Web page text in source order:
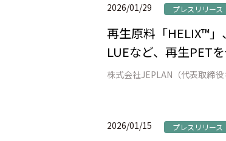
2026/01/29 プレスリリース
再生原料「HELIX™
LUEなど、再生PET
2026/01/15 プレスリリース